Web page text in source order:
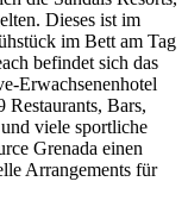
Dieses ist im
im Bett am Tag
befindet sich das
Erwachsenenhotel
Restaurants, Bars,
viele sportliche
Grenada einen
Arrangements für